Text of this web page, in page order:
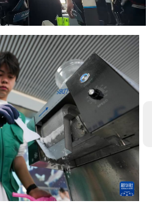
信息化 数字经济
能源 会展
时尚
亚太网 上市公司